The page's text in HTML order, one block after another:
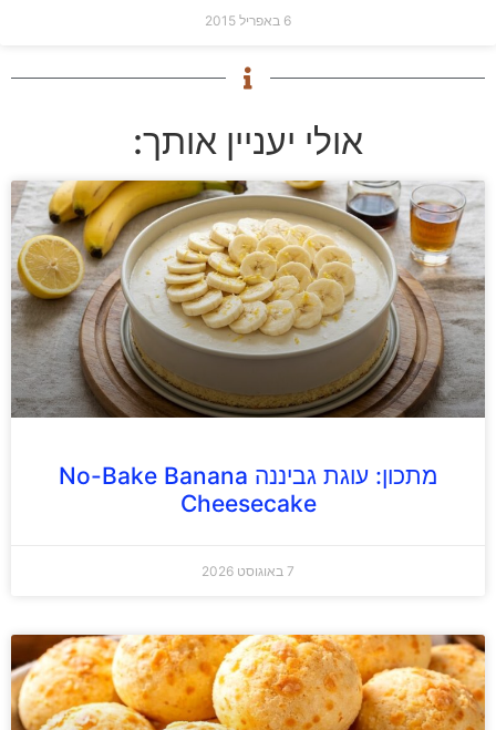
6 באפריל 2015
אולי יעניין אותך:
מתכון: עוגת גביננה No-Bake Banana
Cheesecake
7 באוגוסט 2026